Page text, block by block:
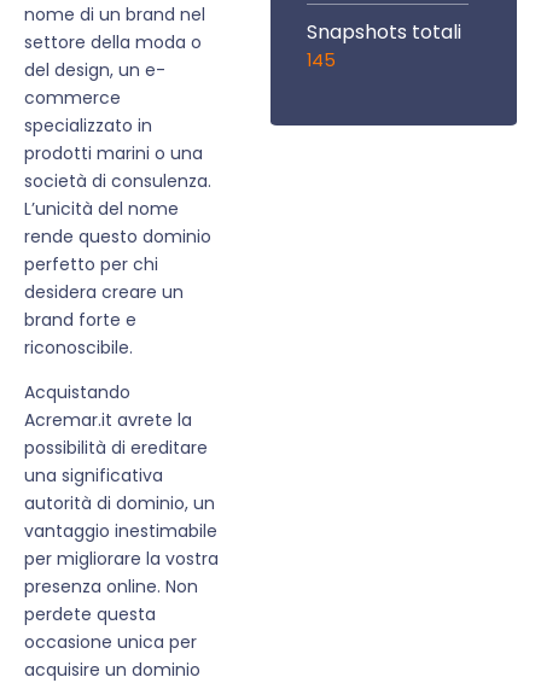
nome di un brand nel
settore della moda o
del design, un e-
commerce
specializzato in
prodotti marini o una
società di consulenza.
L’unicità del nome
rende questo dominio
perfetto per chi
desidera creare un
brand forte e
riconoscibile.
Acquistando
Acremar.it avrete la
possibilità di ereditare
una significativa
autorità di dominio, un
vantaggio inestimabile
per migliorare la vostra
presenza online. Non
perdete questa
occasione unica per
acquisire un dominio
Snapshots totali
145